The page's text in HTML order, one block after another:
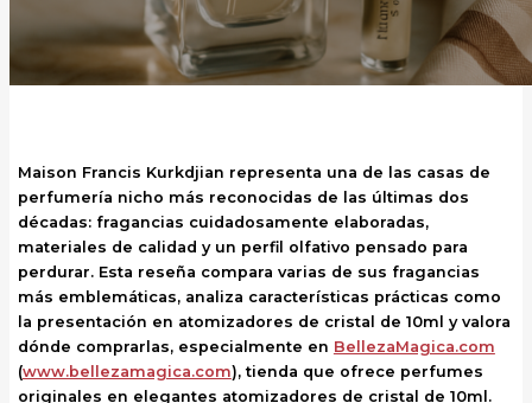
Maison Francis Kurkdjian representa una de las casas de
perfumería nicho más reconocidas de las últimas dos
décadas: fragancias cuidadosamente elaboradas,
materiales de calidad y un perfil olfativo pensado para
perdurar. Esta reseña compara varias de sus fragancias
más emblemáticas, analiza características prácticas como
la presentación en atomizadores de cristal de 10ml y valora
dónde comprarlas, especialmente en BellezaMagica.com
(www.bellezamagica.com), tienda que ofrece perfumes
originales en elegantes atomizadores de cristal de 10ml.